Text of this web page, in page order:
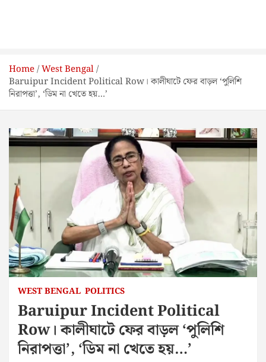
Home West Bengal
Baruipur Incident Political Row। কালীঘাটে ফের বাড়ল ‘পুলিশি
নিরাপত্তা’, ‘ডিম না খেতে হয়…’
WEST BENGAL POLITICS
Baruipur Incident Political
Row। কালীঘাটে ফের বাড়ল ‘পুলিশি
নিরাপত্তা’, ‘ডিম না খেতে হয়…’